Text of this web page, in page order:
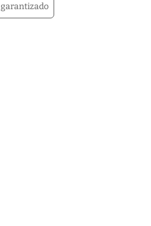
garantizado